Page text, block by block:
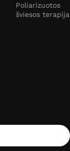
Poliarizuotos
šviesos terapija